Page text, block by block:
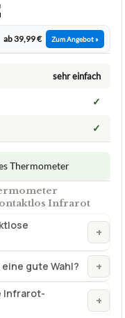
ab 39,99 € Zum Angebot »
sehr einfach
✓
✓
Thermometer
Infrarot
+
gute Wahl? +
Infrarot-
+